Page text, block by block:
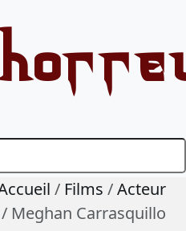
Films
Acteur
Meghan Carrasquillo